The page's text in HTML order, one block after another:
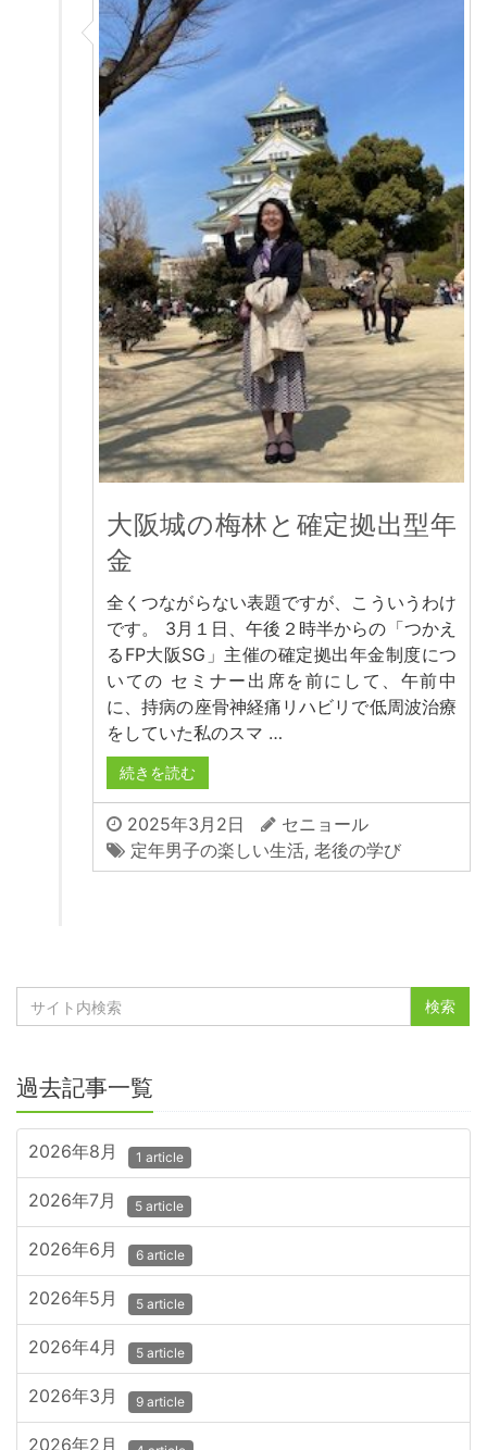
大阪城の梅林と確定拠出型年
金
全くつながらない表題ですが、こういうわけ
です。 3月１日、午後２時半からの「つかえ
るFP大阪SG」主催の確定拠出年金制度につ
いての セミナー出席を前にして、午前中
に、持病の座骨神経痛リハビリで低周波治療
をしていた私のスマ …
続きを読む
2025年3月2日
セニョール
定年男子の楽しい生活, 老後の学び
過去記事一覧
2026年8月 1 article
2026年7月 5 article
2026年6月 6 article
2026年5月 5 article
2026年4月 5 article
2026年3月 9 article
2026年2月